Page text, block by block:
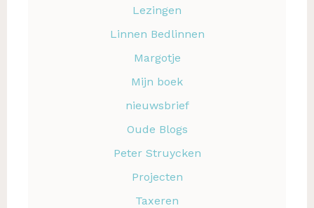
Lezingen
Linnen Bedlinnen
Margotje
Mijn boek
nieuwsbrief
Oude Blogs
Peter Struycken
Projecten
Taxeren